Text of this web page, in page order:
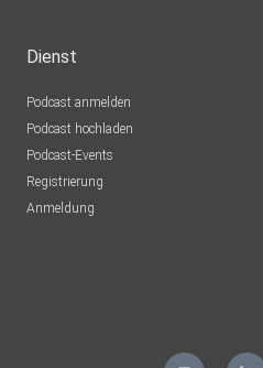
Dienst
Podcast anmelden
Podcast hochladen
Podcast-Events
Registrierung
Anmeldung